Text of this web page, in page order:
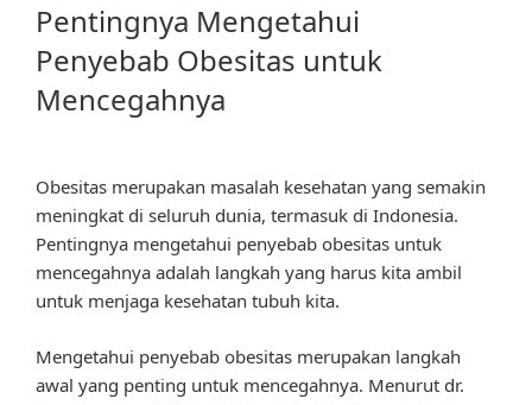
Pentingnya Mengetahui
Penyebab Obesitas untuk
Mencegahnya
Obesitas merupakan masalah kesehatan yang semakin
meningkat di seluruh dunia, termasuk di Indonesia.
Pentingnya mengetahui penyebab obesitas untuk
mencegahnya adalah langkah yang harus kita ambil
untuk menjaga kesehatan tubuh kita.
Mengetahui penyebab obesitas merupakan langkah
awal yang penting untuk mencegahnya. Menurut dr.